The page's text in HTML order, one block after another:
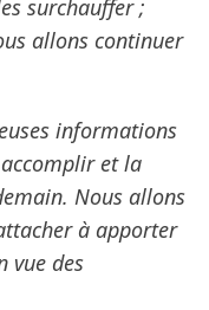
surchauffer ;
allons continuer
informations
et la
Nous allons
à apporter
vue des